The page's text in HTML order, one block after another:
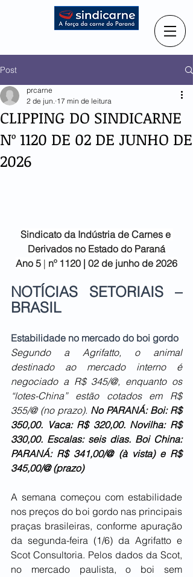
Post
CLIPPING DO SINDICARNE
Nº 1120 DE 02 DE JUNHO DE
2026
prcarne
2 de jun. 17 min de leitura
Sindicato da Indústria de Carnes e
Derivados no Estado do Paraná
Ano 5 | nº 1120 | 02 de junho de 2026
NOTÍCIAS SETORIAIS –
BRASIL
Estabilidade no mercado do boi gordo
Segundo a Agrifatto, o animal
destinado ao mercado interno é
negociado a R$ 345/@, enquanto os
“lotes-China” estão cotados em R$
355/@ (no prazo). No PARANÁ: Boi: R$
350,00. Vaca: R$ 320,00. Novilha: R$
330,00. Escalas: seis dias. Boi China:
PARANÁ: R$ 341,00/@ (à vista) e R$
345,00/@ (prazo)
A semana começou com estabilidade
nos preços do boi gordo nas principais
praças brasileiras, conforme apuração
da segunda-feira (1/6) da Agrifatto e
Scot Consultoria. Pelos dados da Scot,
no mercado paulista, o boi sem